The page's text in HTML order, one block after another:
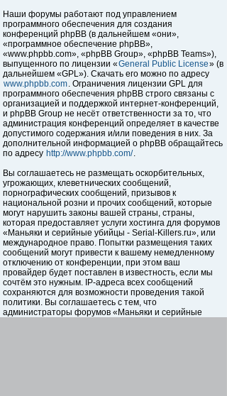
Наши форумы работают под управлением
программного обеспечения для создания
конференций phpBB (в дальнейшем «они»,
«программное обеспечение phpBB»,
«www.phpbb.com», «phpBB Group», «phpBB Teams»),
выпущенного по лицензии «General Public License» (в
дальнейшем «GPL»). Скачать его можно по адресу
www.phpbb.com. Ограничения лицензии GPL для
программного обеспечения phpBB строго связаны с
организацией и поддержкой интернет-конференций,
и phpBB Group не несёт ответственности за то, что
администрация конференций определяет в качестве
допустимого содержания и/или поведения в них. За
дополнительной информацией о phpBB обращайтесь
по адресу http://www.phpbb.com/.
Вы соглашаетесь не размещать оскорбительных,
угрожающих, клеветнических сообщений,
порнографических сообщений, призывов к
национальной розни и прочих сообщений, которые
могут нарушить законы вашей страны, страны,
которая предоставляет услуги хостинга для форумов
«Маньяки и серийные убийцы - Serial-Killers.ru», или
международное право. Попытки размещения таких
сообщений могут привести к вашему немедленному
отключению от конференции, при этом ваш
провайдер будет поставлен в известность, если мы
сочтём это нужным. IP-адреса всех сообщений
сохраняются для возможности проведения такой
политики. Вы соглашаетесь с тем, что
администраторы форумов «Маньяки и серийные